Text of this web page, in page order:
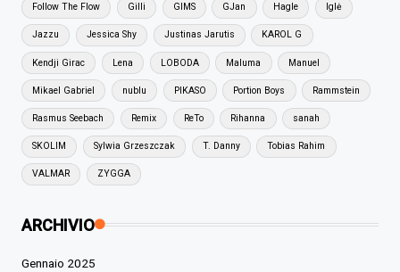
Follow The Flow Gilli GIMS GJan Hagle Iglė
Jazzu Jessica Shy Justinas Jarutis KAROL G
Kendji Girac Lena LOBODA Maluma Manuel
Mikael Gabriel nublu PIKASO Portion Boys Rammstein
Rasmus Seebach Remix ReTo Rihanna sanah
SKOLIM Sylwia Grzeszczak T. Danny Tobias Rahim
VALMAR ZYGGA
ARCHIVIO
Gennaio 2025